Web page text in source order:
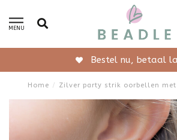
MENU
Gratis verzending
Home / Zilver party strik oorbellen